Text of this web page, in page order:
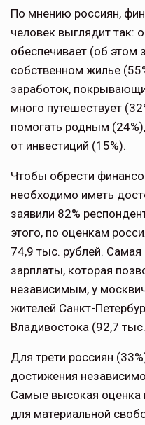
По мнению россиян,
человек выглядит так:
обеспечивает (об этом
собственном жилье
заработок,
много путешествует
помогать родным
от инвестиций (15%).
Чтобы обрести
необходимо иметь
заявили 82%
этого, по оценкам
74,9 тыс. рублей.
зарплаты, которая
независимым, у
жителей Санкт-
Владивостока (92,7
Для трети россиян
достижения
Самые высокая оценка
для материальной